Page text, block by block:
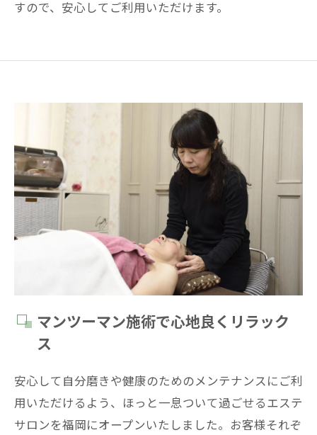
すので、安心してご利用いただけます。
マンツーマン施術で心地良くリラック
ス
安心して自分磨きや健康のためのメンテナンスにご利
用いただけるよう、ほっと一息ついて過ごせるエステ
サロンを福岡にオープンいたしました。お客様それぞ